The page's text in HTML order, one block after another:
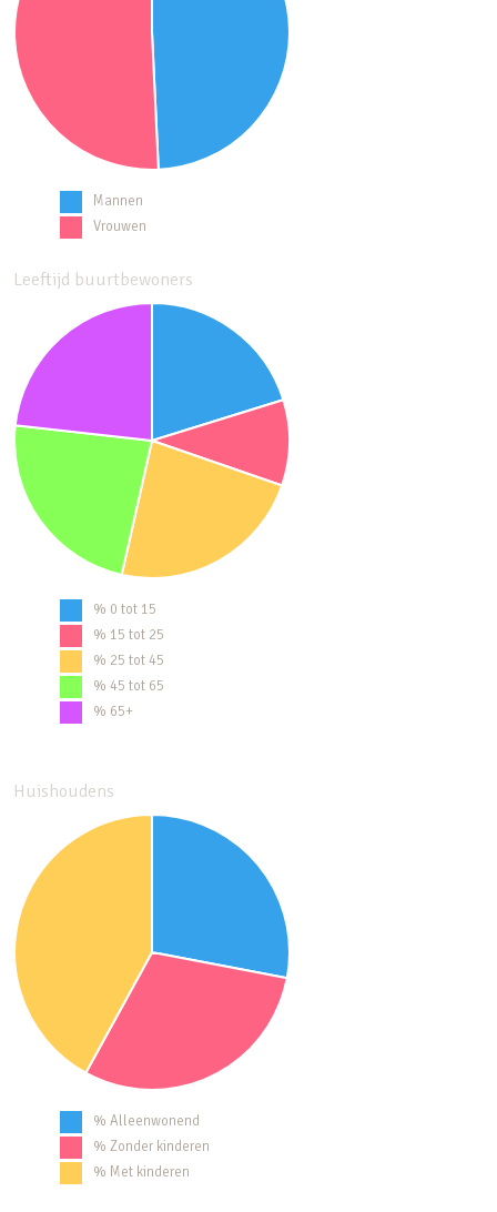
Mannen
Vrouwen
Leeftijd buurtbewoners
% 0 tot 15
% 15 tot 25
% 25 tot 45
% 45 tot 65
% 65+
Huishoudens
% Alleenwonend
% Zonder kinderen
% Met kinderen